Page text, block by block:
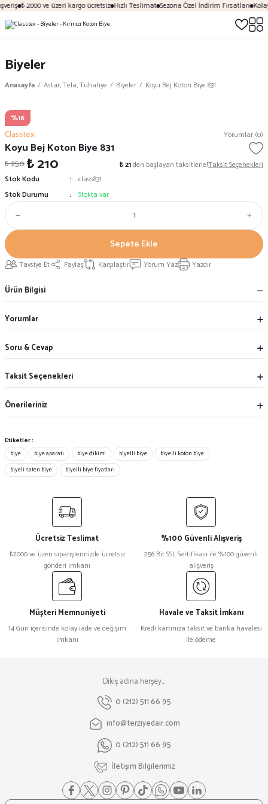
₺ 2000 ve üzeri kargo ücretsiz Hızlı Teslimat Sezona Özel İndirim Fırsatları
Biyeler
Anasayfa Astar, Tela, Tuhafiye Biyeler Koyu Bej Koton Biye 831
%16
Classtex Yorumlar (0)
Koyu Bej Koton Biye 831
₺ 250₺ 210 ₺ 21den başlayan taksitlerle!Taksit Seçenekleri
Stok Kodu
class831
Stok Durumu
Stokta var
Sepete Ekle
Tavsiye Et Paylaş Karşılaştır Yorum Yaz Yazdır
Ürün Bilgisi
Yorumlar
Soru & Cevap
Taksit Seçenekleri
Önerileriniz
Etiketler :
biye
biye aparatı biye dikimi biyelli biye
biyelli koton biye
biyeli saten biye
biyelli biye fiyatları
Ücretsiz Teslimat
₺2000 ve üzeri siparişlerinizde ücretsiz
gönderi imkanı
%100 Güvenli Alışveriş
256 Bit SSL Sertifikası ile %100 güvenli
alışveriş
Müşteri Memnuniyeti
14 Gün içerisinde kolay iade ve değişim
imkanı
Havale ve Taksit İmkanı
Kredi kartınıza taksit ve banka havalesi
ile ödeme
Dikiş adına herşey...
0 (212) 511 66 95
info@terziyedair.com
0 (212) 511 66 95
İletişim Bilgilerimiz